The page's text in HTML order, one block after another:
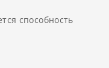
способность